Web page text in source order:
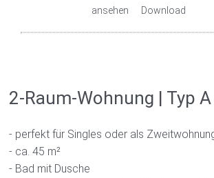
ansehen Download
2-Raum-Wohnung | Typ A
- perfekt für Singles oder als
- ca. 45 m²
- Bad mit Dusche